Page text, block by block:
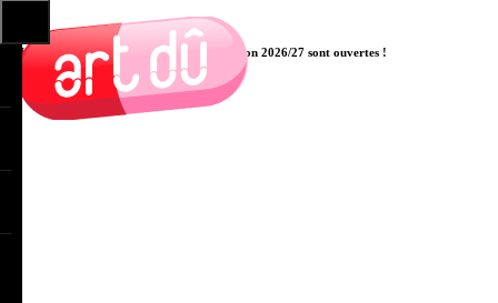
Les pré-inscriptions aux cours pour la saison 2026/27 sont ouvertes !